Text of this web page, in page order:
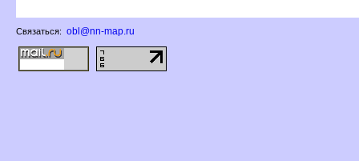
Связаться: obl@nn-map.ru